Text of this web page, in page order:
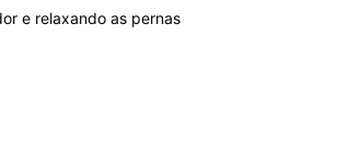
e relaxando as pernas